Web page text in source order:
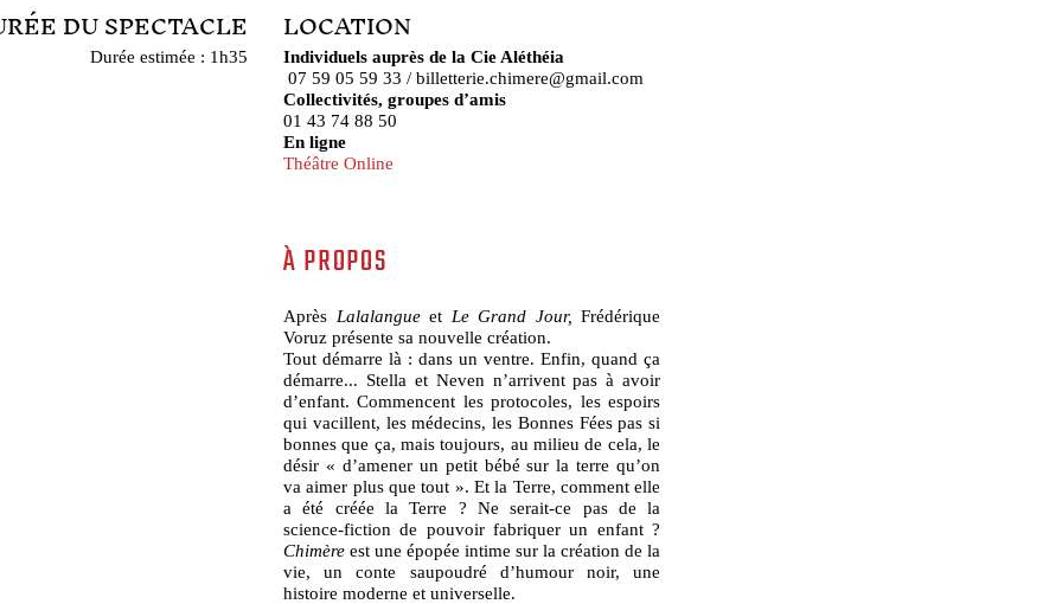
DU SPECTACLE
Durée estimée : 1h35
LOCATION
Individuels auprès de la Cie Aléthéia
07 59 05 59 33 / billetterie.chimere@gmail.com
Collectivités, groupes d’amis
01 43 74 88 50
En ligne
Théâtre Online
À PROPOS
Après Lalalangueet Le Grand Jour, Frédérique
Voruz présente sa nouvelle création.
Tout démarre là : dans un ventre. Enfin, quand ça
démarre... Stella et Neven n’arrivent pas à avoir
d’enfant. Commencent les protocoles, les espoirs
qui vacillent, les médecins, les Bonnes Fées pas si
bonnes que ça, mais toujours, au milieu de cela, le
désir « d’amener un petit bébé sur la terre qu’on
va aimer plus que tout ». Et la Terre, comment elle
a été créée la Terre ? Ne serait-ce pas de la
science-fiction de pouvoir fabriquer un enfant ?
Chimère est une épopée intime sur la création de la
vie, un conte saupoudré d’humour noir, une
histoire moderne et universelle.